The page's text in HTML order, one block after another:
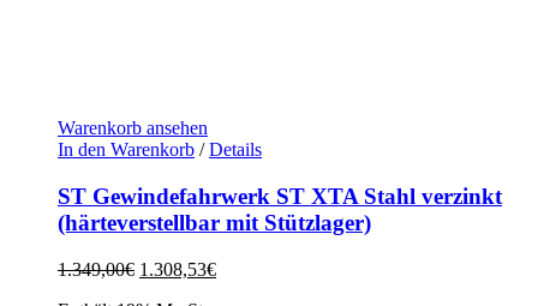
Warenkorb ansehen
In den Warenkorb / Details
ST Gewindefahrwerk ST XTA Stahl verzinkt
(härteverstellbar mit Stützlager)
1.349,00€ Ursprünglicher
1.308,53€Aktueller